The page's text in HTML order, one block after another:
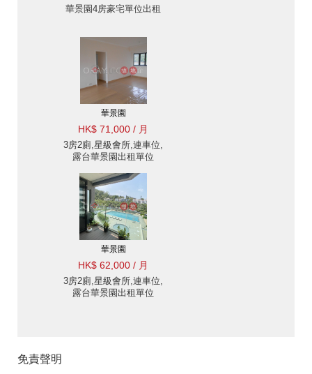
華景園4房豪宅單位出租
華景園
HK$ 71,000 / 月
3房2廁,星級會所,連車位,
露台華景園出租單位
華景園
HK$ 62,000 / 月
3房2廁,星級會所,連車位,
露台華景園出租單位
免責聲明